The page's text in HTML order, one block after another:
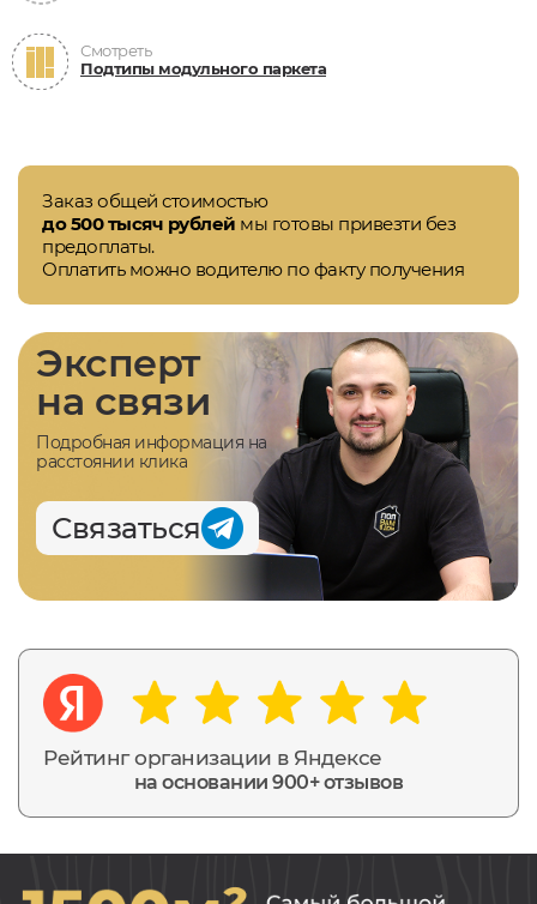
Смотреть
Подтипы модульного паркета
Заказ общей стоимостью
до 500 тысяч рублей мы готовы привезти без
предоплаты.
Оплатить можно водителю по факту получения
Рейтинг организации в Яндексе
на основании 900+ отзывов
Эксперт
на связи
Подробная информация на
расстоянии клика
Связаться